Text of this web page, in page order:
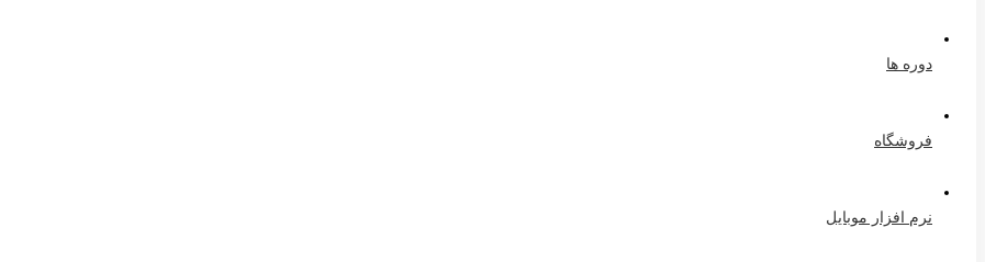
دوره ها
فروشگاه
نرم افزار موبایل